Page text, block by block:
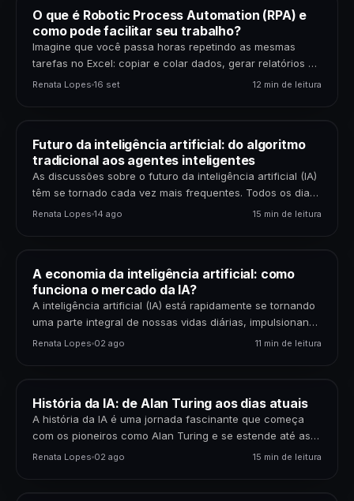
O que é Robotic Process Automation (RPA) e
como pode facilitar seu trabalho?
Imagine que você passa horas repetindo as mesmas
tarefas no Excel: copiar e colar dados, gerar relatórios e
organizar planilhas. E se te disséssemos…
Renata Lopes 16 set 12 min de leitura
Futuro da inteligência artificial: do algoritmo
tradicional aos agentes inteligentes
As discussões sobre o futuro da inteligência artificial (IA)
têm se tornado cada vez mais frequentes. Todos os dias,
novas tecnologias desafiam o que…
Renata Lopes 14 ago 15 min de leitura
A economia da inteligência artificial: como
funciona o mercado da IA?
A inteligência artificial (IA) está rapidamente se tornando
uma parte integral de nossas vidas diárias, impulsionando
inovações em diversas indústrias. Mas como está
Renata Lopes 02 ago 11 min de leitura
História da IA: de Alan Turing aos dias atuais
A história da IA é uma jornada fascinante que começa
com os pioneiros como Alan Turing e se estende até as
inovações disruptivas que…
Renata Lopes 02 ago 15 min de leitura